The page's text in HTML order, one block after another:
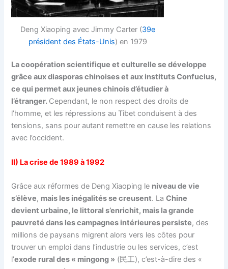
Deng Xiaoping avec Jimmy Carter (39e
président des États-Unis) en 1979
La coopération scientifique et culturelle se développe
grâce aux diasporas chinoises et aux instituts Confucius,
ce qui permet aux jeunes chinois d’étudier à
l’étranger. Cependant, le non respect des droits de
l’homme, et les répressions au Tibet conduisent à des
tensions, sans pour autant remettre en cause les relations
avec l’occident.
II) La crise de 1989 à 1992
Grâce aux réformes de Deng Xiaoping le niveau de vie
s’élève, mais les inégalités se creusent. LaChine
devient urbaine, le littoral s’enrichit, mais la grande
pauvreté dans les campagnes intérieures persiste, des
millions de paysans migrent alors vers les côtes pour
trouver un emploi dans l’industrie ou les services, c’est
l’exode rural des « mingong » (民工), c’est-à-dire des «